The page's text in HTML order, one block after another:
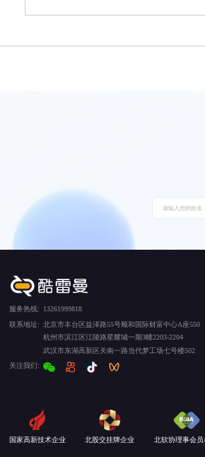
服务热线:
13261999818
联系地址: 北京市丰台区益泽路55号顺和国际财富中心A座550
杭州市滨江区江陵路星耀城一期3幢2203-2204
武汉市东湖高新区关南一路当代梦工场七号楼502
关注我们:
国家高新技术企业 北股交挂牌企业 北软协理事会员